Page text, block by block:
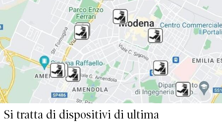
Si tratta di dispositivi di ultima